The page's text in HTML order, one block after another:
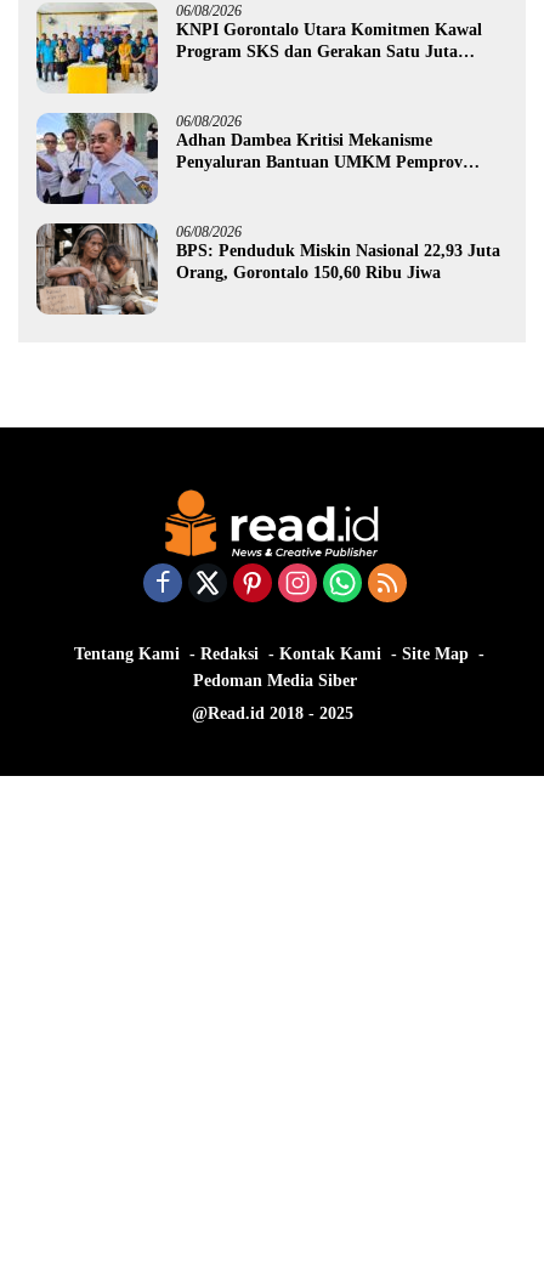
06/08/2026
KNPI Gorontalo Utara Komitmen Kawal
Program SKS dan Gerakan Satu Juta
06/08/2026
Adhan Dambea Kritisi Mekanisme
Penyaluran Bantuan UMKM Pemprov
06/08/2026
BPS: Penduduk Miskin Nasional 22,93 Juta
Orang, Gorontalo 150,60 Ribu Jiwa
Tentang Kami Redaksi Kontak Kami
Site Map
Pedoman Media Siber
@Read.id 2018 - 2025